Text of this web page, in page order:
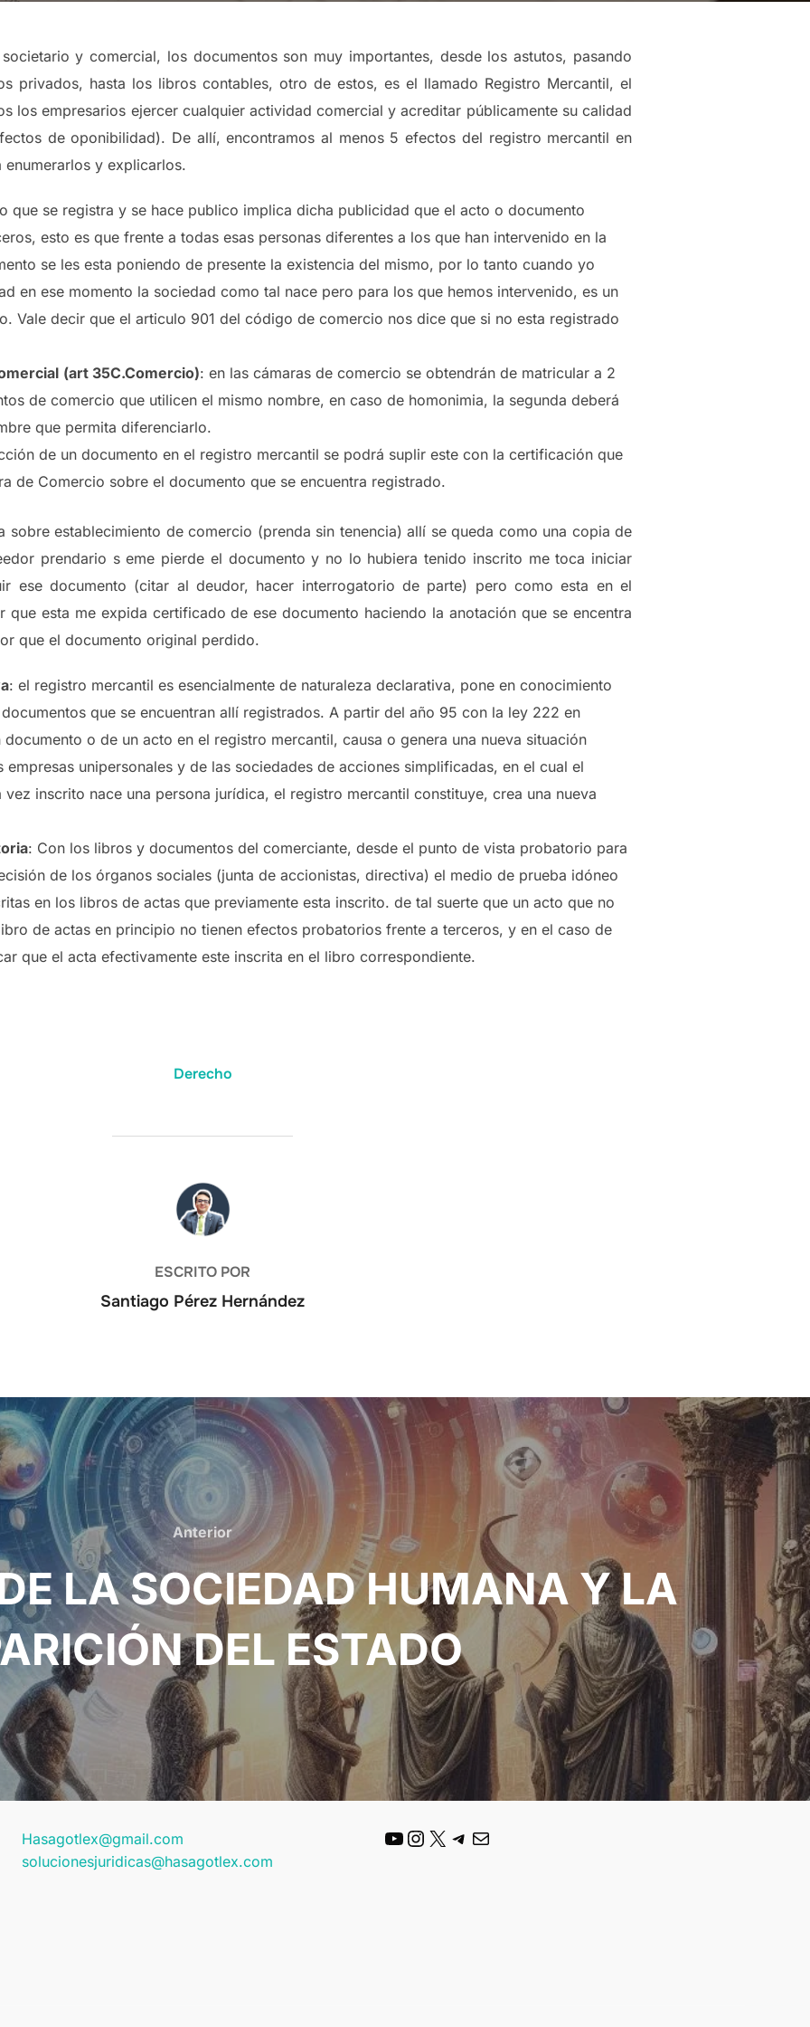
y comercial, los documentos son muy importantes, desde los astutos, pasando
privados, hasta los libros contables, otro de estos, es el llamado Registro Mercantil, el
los empresarios ejercer cualquier actividad comercial y acreditar públicamente su calidad
de oponibilidad). De allí, encontramos al menos 5 efectos del registro mercantil en
y explicarlos.
que se registra y se hace publico implica dicha publicidad que el acto o documento
esto es que frente a todas esas personas diferentes a los que han intervenido en la
se les esta poniendo de presente la existencia del mismo, por lo tanto cuando yo
en ese momento la sociedad como tal nace pero para los que hemos intervenido, es un
Vale decir que el articulo 901 del código de comercio nos dice que si no esta registrado
(art 35C.Comercio): en las cámaras de comercio se obtendrán de matricular a 2
de comercio que utilicen el mismo nombre, en caso de homonimia, la segunda deberá
que permita diferenciarlo.
de un documento en el registro mercantil se podrá suplir este con la certificación que
de Comercio sobre el documento que se encuentra registrado.
sobre establecimiento de comercio (prenda sin tenencia) allí se queda como una copia de
prendario s eme pierde el documento y no lo hubiera tenido inscrito me toca iniciar
ese documento (citar al deudor, hacer interrogatorio de parte) pero como esta en el
que esta me expida certificado de ese documento haciendo la anotación que se encentra
que el documento original perdido.
: el registro mercantil es esencialmente de naturaleza declarativa, pone en conocimiento
que se encuentran allí registrados. A partir del año 95 con la ley 222 en
o de un acto en el registro mercantil, causa o genera una nueva situación
unipersonales y de las sociedades de acciones simplificadas, en el cual el
inscrito nace una persona jurídica, el registro mercantil constituye, crea una nueva
: Con los libros y documentos del comerciante, desde el punto de vista probatorio para
de los órganos sociales (junta de accionistas, directiva) el medio de prueba idóneo
en los libros de actas que previamente esta inscrito. de tal suerte que un acto que no
de actas en principio no tienen efectos probatorios frente a terceros, y en el caso de
que el acta efectivamente este inscrita en el libro correspondiente.
Derecho
AUTOR DE LA ENTRADA
ESCRITO POR
Santiago Pérez Hernández
Anterior
Anterior
LA SOCIEDAD HUMANA Y LA
DEL ESTADO
Hasagotlex@gmail.com
solucionesjuridicas@hasagotlex.com
YouTube
Instagram
X Telegram
Correo electrónico